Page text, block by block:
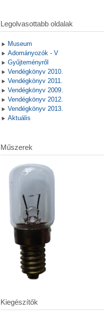
Legolvasottabb oldalak
Museum
Adományozók - V
Gyűjteményről
Vendégkönyv 2010.
Vendégkönyv 2011.
Vendégkönyv 2009.
Vendégkönyv 2012.
Vendégkönyv 2013.
Aktuális
Műszerek
Kiegészítők